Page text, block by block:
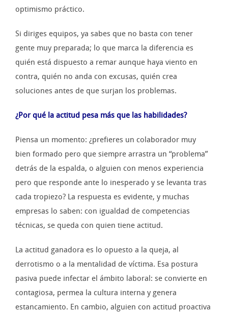
optimismo práctico.
Si diriges equipos, ya sabes que no basta con tener
gente muy preparada; lo que marca la diferencia es
quién está dispuesto a remar aunque haya viento en
contra, quién no anda con excusas, quién crea
soluciones antes de que surjan los problemas.
¿Por qué la actitud pesa más que las habilidades?
Piensa un momento: ¿prefieres un colaborador muy
bien formado pero que siempre arrastra un “problema”
detrás de la espalda, o alguien con menos experiencia
pero que responde ante lo inesperado y se levanta tras
cada tropiezo? La respuesta es evidente, y muchas
empresas lo saben: con igualdad de competencias
técnicas, se queda con quien tiene actitud.
La actitud ganadora es lo opuesto a la queja, al
derrotismo o a la mentalidad de víctima. Esa postura
pasiva puede infectar el ámbito laboral: se convierte en
contagiosa, permea la cultura interna y genera
estancamiento. En cambio, alguien con actitud proactiva